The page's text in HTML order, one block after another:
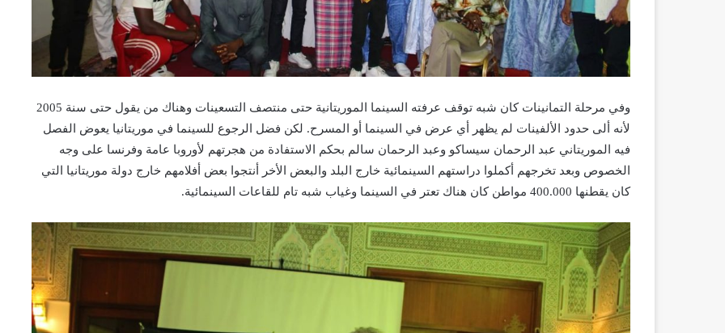
وفي مرحلة التمانينات كان شبه توقف عرفته السينما الموريتانية حتى منتصف التسعينات وهناك من يقول حتى سنة 2005
لأنه ألى حدود الألفينات لم يظهر أي عرض في السينما أو المسرح. لكن فضل الرجوع للسينما في موريتانيا يعوض الفصل
فيه الموريتاني عبد الرحمان سيساكو وعبد الرحمان سالم بحكم الاستفادة من هجرتهم لأوروبا عامة وفرنسا على وجه
الخصوص وبعد تخرجهم أكملوا دراستهم السينمائية خارج البلد والبعض الأخر أنتجوا بعض أفلامهم خارج دولة موريتانيا التي
كان يقطنها 400.000 مواطن كان هناك تعتر في السينما وغياب شبه تام للقاعات السينمائية.